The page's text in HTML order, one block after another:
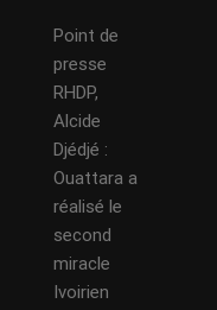
Point de
presse
RHDP,
Alcide
Djédjé :
Ouattara a
réalisé le
second
miracle
Ivoirien